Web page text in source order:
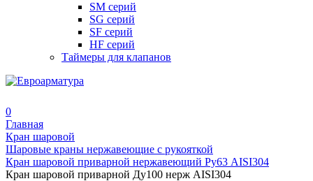
SM серий
SG серий
SF серий
HF серий
Таймеры для клапанов
0
Главная
Кран шаровой
Шаровые краны нержавеющие с рукояткой
Кран шаровой приварной нержавеющий Ру63 AISI304
Кран шаровой приварной Ду100 нерж AISI304